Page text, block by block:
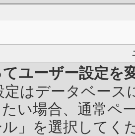
ユーザー設定を
定はデータベース
い場合、通常ペ
ル」を選択してく